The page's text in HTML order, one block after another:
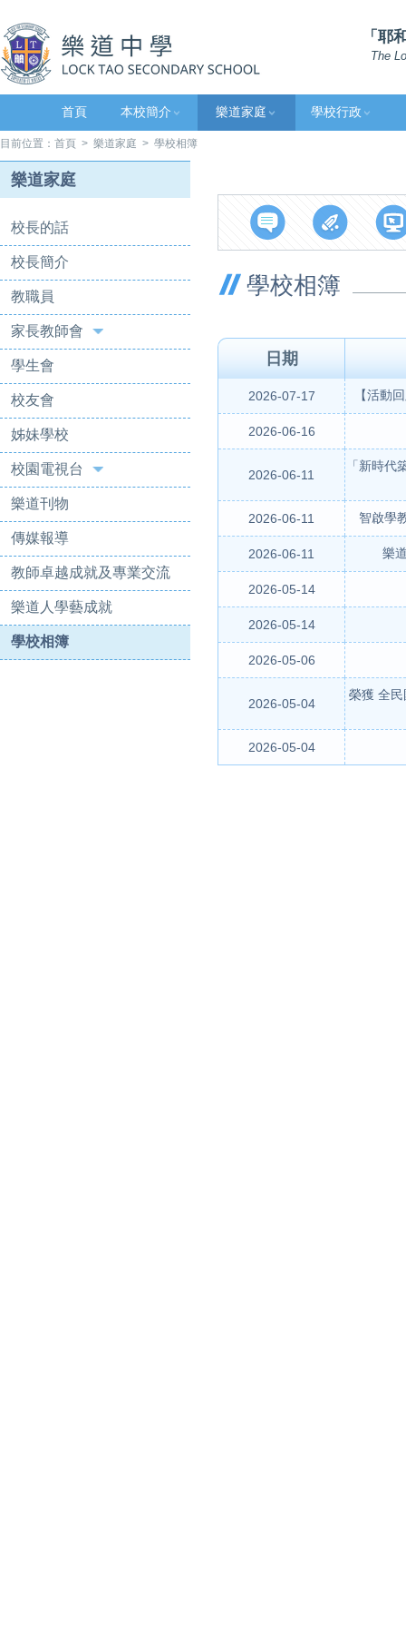
「耶
The
首頁 本校簡介 樂道家庭 學校行政
目前位置： 首頁 > 樂道家庭 > 學校相簿
樂道家庭
校長的話
校長簡介
教職員
家長教師會
學生會
校友會
姊妹學校
校園電視台
樂道刊物
傳媒報導
教師卓越成就及專業交流
樂道人學藝成就
學校相簿
學校相簿
日期
2026-07-17 【活動
2026-06-16
2026-06-11
「新時
2026-06-11 智啟學
2026-06-11 樂
2026-05-14
2026-05-14
2026-05-06
2026-05-04
榮獲 全
2026-05-04